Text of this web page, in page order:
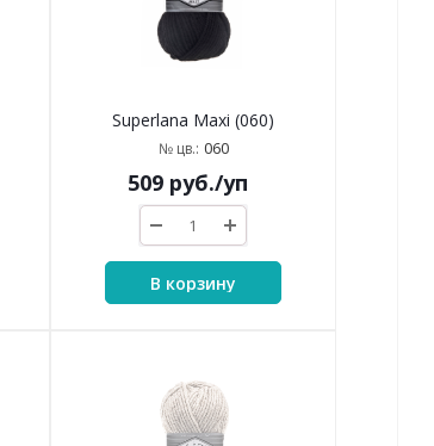
Superlana Maxi (060)
№ цв.: 060
509руб./уп
В корзину